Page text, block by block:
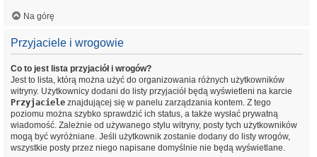
Na górę
Przyjaciele i wrogowie
Co to jest lista przyjaciół i wrogów?
Jest to lista, którą można użyć do organizowania różnych użytkowników
witryny. Użytkownicy dodani do listy przyjaciół będą wyświetleni na karcie
Przyjaciele znajdującej się w panelu zarządzania kontem. Z tego
poziomu można szybko sprawdzić ich status, a także wysłać prywatną
wiadomość. Zależnie od używanego stylu witryny, posty tych użytkowników
mogą być wyróżniane. Jeśli użytkownik zostanie dodany do listy wrogów,
wszystkie posty przez niego napisane domyślnie nie będą wyświetlane.